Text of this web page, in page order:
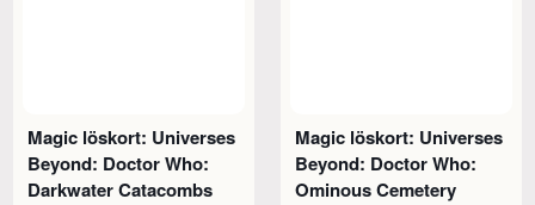
Magic löskort: Universes
Beyond: Doctor Who:
Darkwater Catacombs
Magic löskort: Universes
Beyond: Doctor Who:
Ominous Cemetery